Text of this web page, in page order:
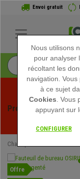
Envoi gratuit
Profitez des soldes
exclusives
Chaisepro
Offre
Nous utilisons
pour analyser
récoltant les
navigation.
à ce sujet
Cookies .
appuyant sur
CONFIGURER